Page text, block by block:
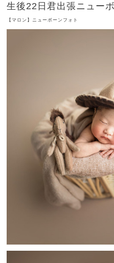
生後22日君出張ニュー
【マロン】ニューボーンフォト